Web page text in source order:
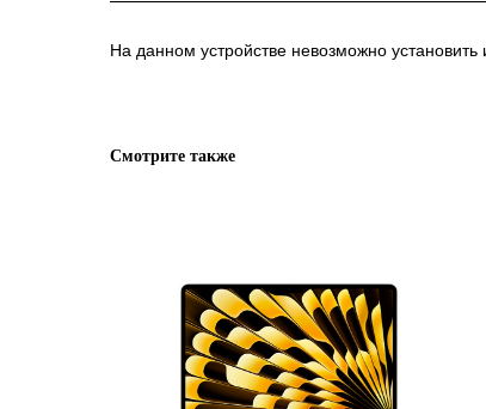
На данном устройстве невозможно
Смотрите также